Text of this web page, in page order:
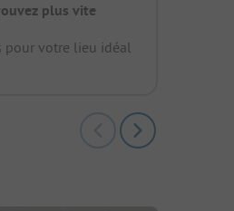
plus vite
pour votre lieu idéal